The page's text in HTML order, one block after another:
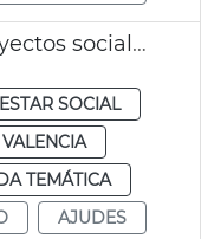
Ayudas 1 millón euros proyectos sociales
SOCIAL
VALENCIA
TEMÁTICA
AJUDES